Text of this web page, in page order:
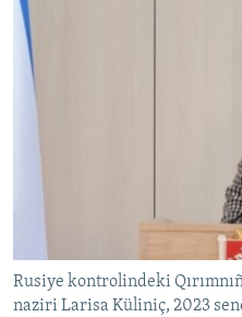
SÜRET
BLOGLAR
FİKİR
Rusiye kontrolindeki
naziri Larisa Küliniç, 2023